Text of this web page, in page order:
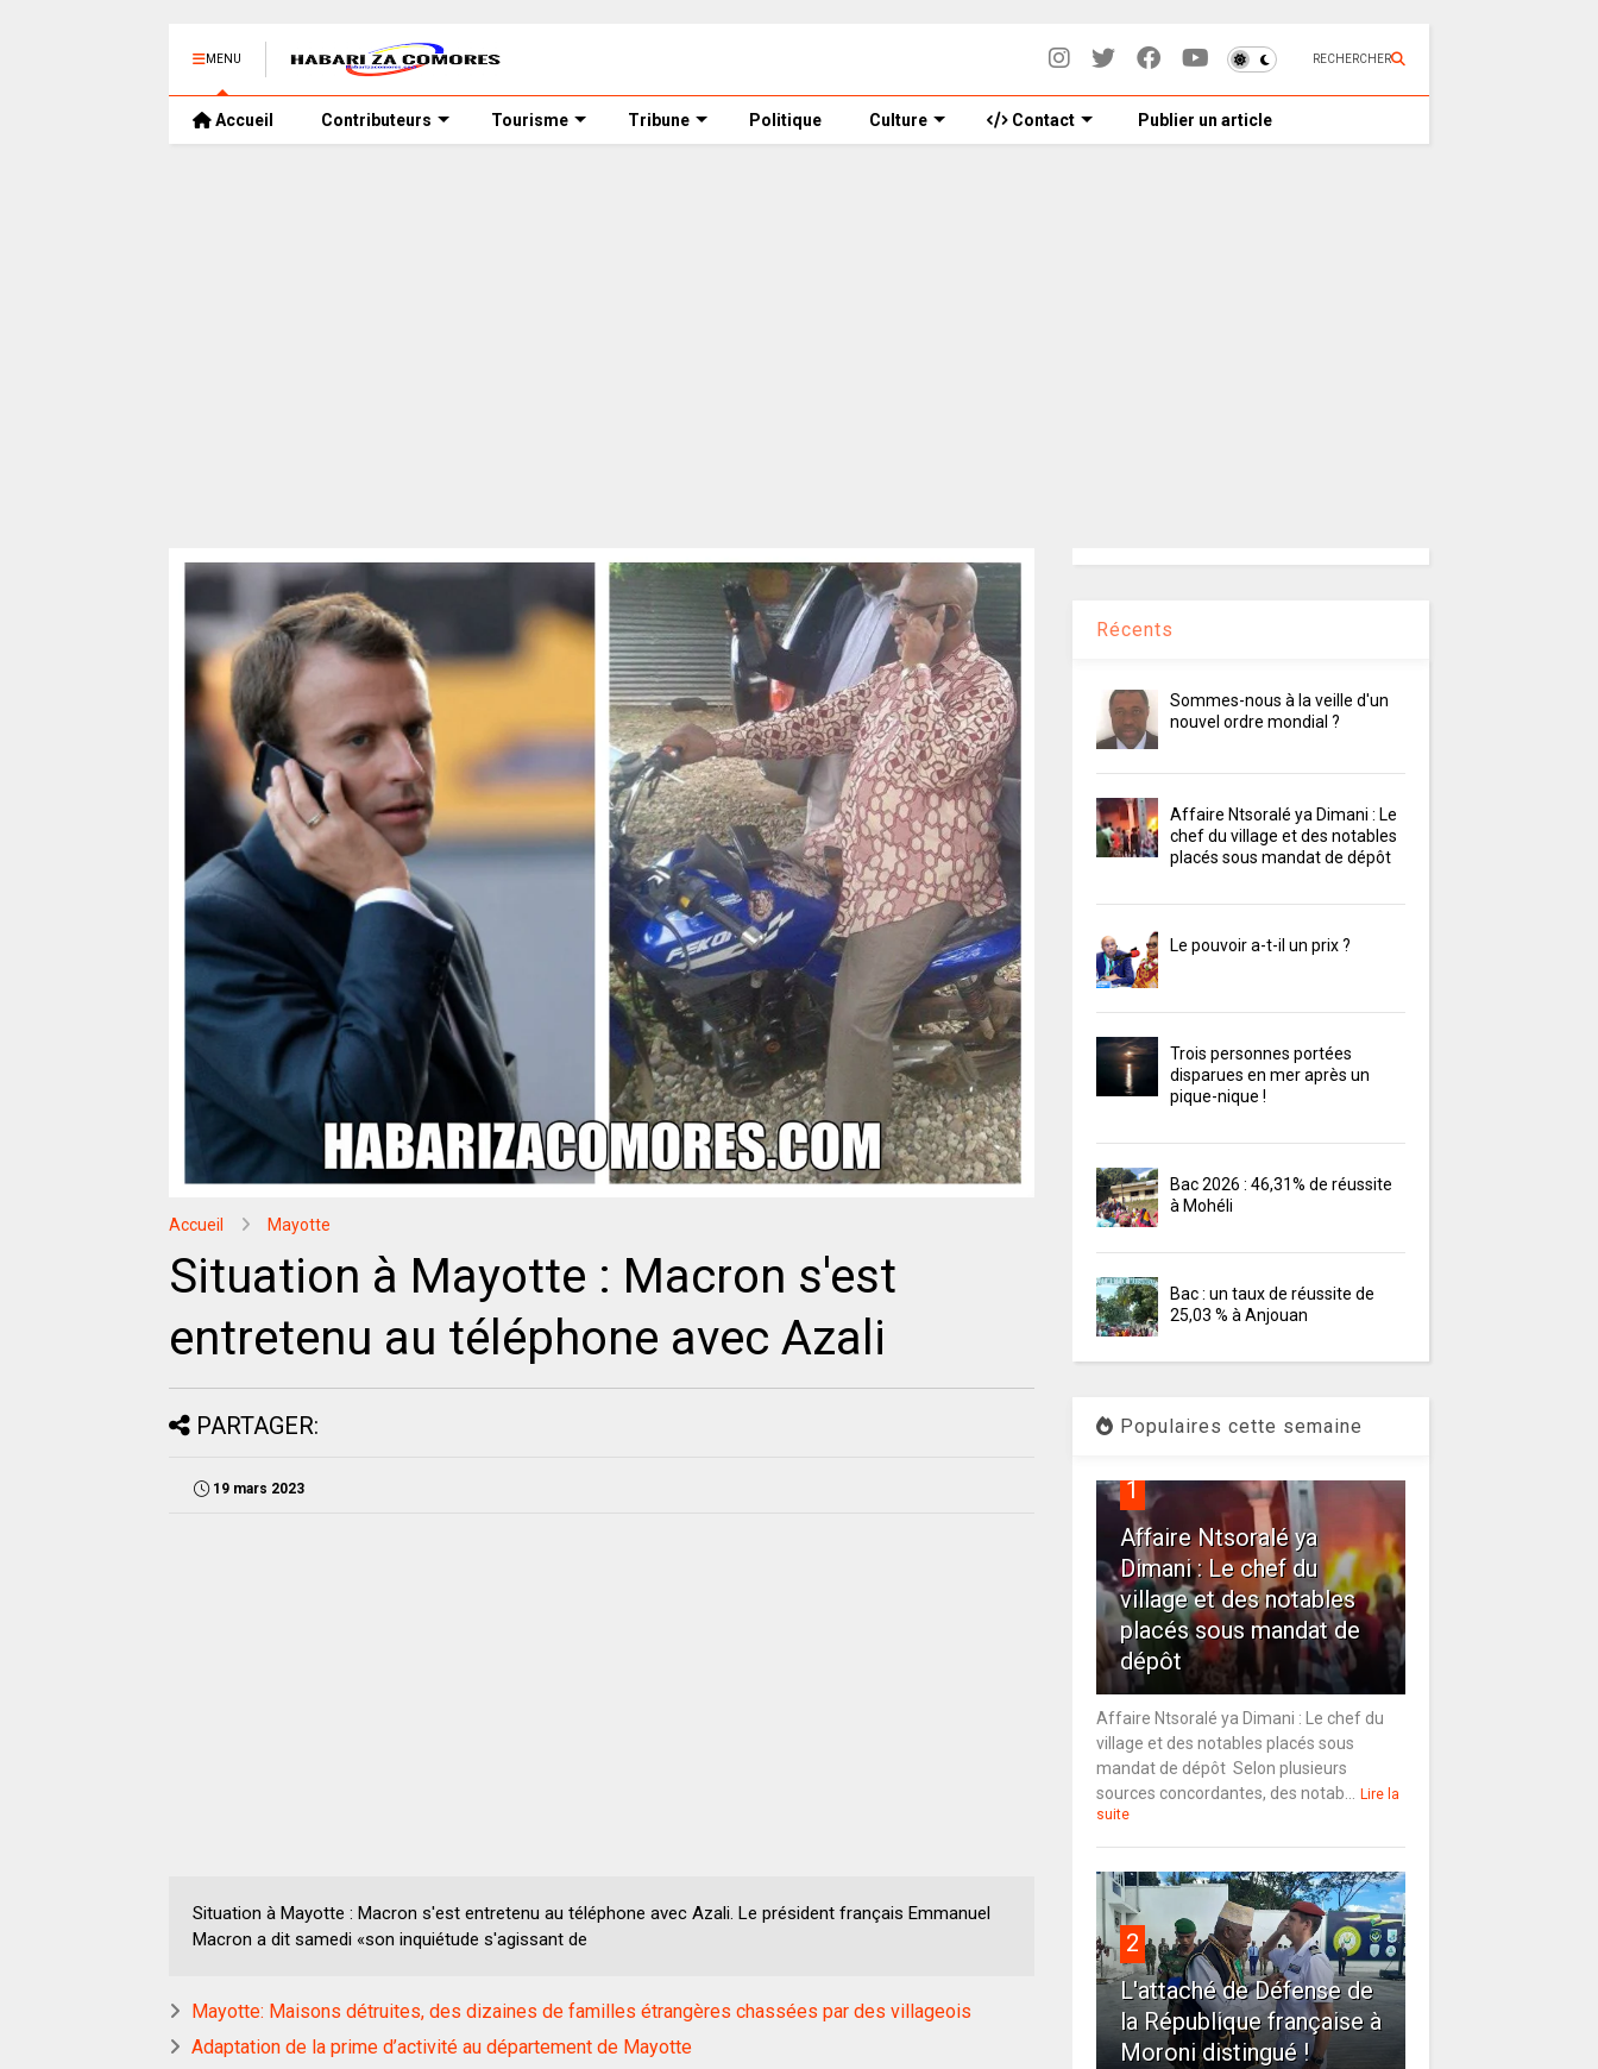
MENU RECHERCHER
Accueil Contributeurs Tourisme Tribune Politique Culture Contact Publier un article
Accueil Mayotte
Situation à Mayotte : Macron s'est
entretenu au téléphone avec Azali
PARTAGER:
19 mars 2023
Situation à Mayotte : Macron s'est entretenu au téléphone avec Azali. Le président français Emmanuel
Macron a dit samedi «son inquiétude s'agissant de
Mayotte: Maisons détruites, des dizaines de familles étrangères chassées par des villageois
Adaptation de la prime d’activité au département de Mayotte
Récents
Sommes-nous à la veille d'un
nouvel ordre mondial ?
Affaire Ntsoralé ya Dimani : Le
chef du village et des notables
placés sous mandat de dépôt
Le pouvoir a-t-il un prix ?
Trois personnes portées
disparues en mer après un
pique-nique !
Bac 2026 : 46,31% de réussite
à Mohéli
Bac : un taux de réussite de
25,03 % à Anjouan
Populaires cette semaine
1
Affaire Ntsoralé ya
Dimani : Le chef du
village et des notables
placés sous mandat de
dépôt
Affaire Ntsoralé ya Dimani : Le chef du
village et des notables placés sous
mandat de dépôt Selon plusieurs
sources concordantes, des notab...
Lire la
suite
2
L'attaché de Défense de
la République française à
Moroni distingué !